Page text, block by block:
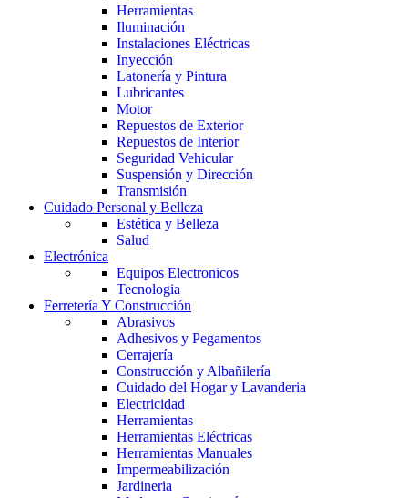
Herramientas
Iluminación
Instalaciones Eléctricas
Inyección
Latonería y Pintura
Lubricantes
Motor
Repuestos de Exterior
Repuestos de Interior
Seguridad Vehicular
Suspensión y Dirección
Transmisión
Cuidado Personal y Belleza
Estética y Belleza
Salud
Electrónica
Equipos Electronicos
Tecnologia
Ferretería Y Construcción
Abrasivos
Adhesivos y Pegamentos
Cerrajería
Construcción y Albañilería
Cuidado del Hogar y Lavanderia
Electricidad
Herramientas
Herramientas Eléctricas
Herramientas Manuales
Impermeabilización
Jardineria